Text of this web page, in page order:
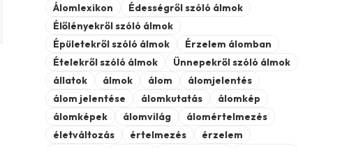
Álomlexikon
Édességről szóló álmok
Élőlényekről szóló álmok
Épületekről szóló álmok
Érzelem álomban
Ételekről szóló álmok
Ünnepekről szóló álmok
állatok
álmok álom
álomjelentés
álom jelentése
álomkutatás
álomkép
álomképek
álomvilág
álomértelmezés
életváltozás
értelmezés
érzelem